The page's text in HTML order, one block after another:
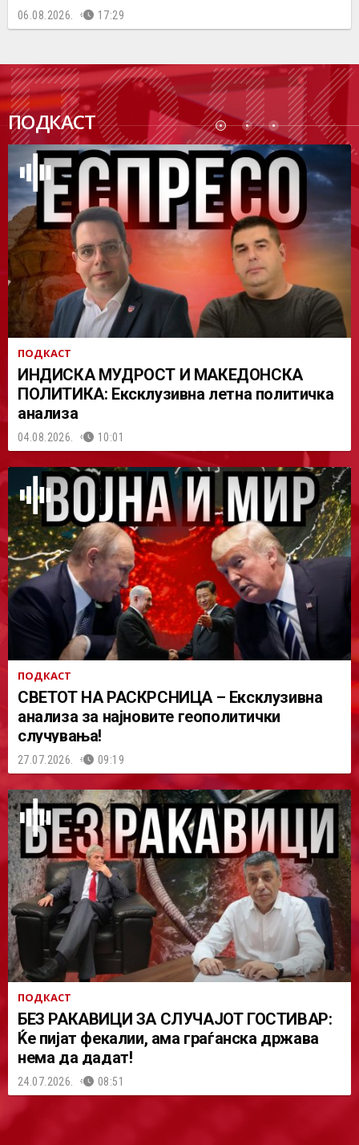
06.08.2026. 17:29
ПОДКАСТ
ПОДК
АСТ
ПОДКАСТ
ИНДИСКА МУДРОСТ И МАКЕДОНСКА
ПОЛИТИКА: Ексклузивна летна политичка
анализа
04.08.2026. 10:01
ПОДКАСТ
СВЕТОТ НА РАСКРСНИЦА – Ексклузивна
анализа за најновите геополитички
случувања!
27.07.2026. 09:19
ПОДКАСТ
БЕЗ РАКАВИЦИ ЗА СЛУЧАЈОТ ГОСТИВАР:
Ќе пијат фекалии, ама граѓанска држава
нема да дадат!
24.07.2026. 08:51